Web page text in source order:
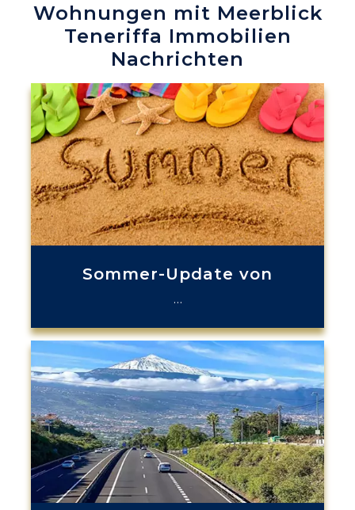
Wohnungen mit Meerblick
Teneriffa Immobilien
Nachrichten
Sommer-Update von
…